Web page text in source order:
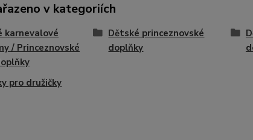
v kategoriích
karnevalové
/ Princeznovské
Dětské princeznovské
doplňky
pro družičky